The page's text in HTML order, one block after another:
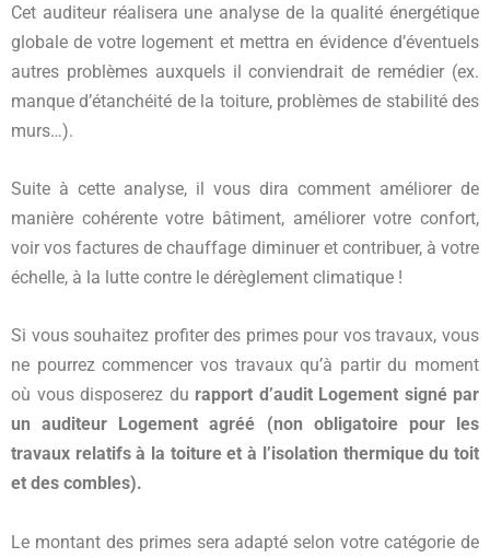
Cet auditeur réalisera une analyse de la qualité énergétique
globale de votre logement et mettra en évidence d’éventuels
autres problèmes auxquels il conviendrait de remédier (ex.
manque d’étanchéité de la toiture, problèmes de stabilité des
murs…).
Suite à cette analyse, il vous dira comment améliorer de
manière cohérente votre bâtiment, améliorer votre confort,
voir vos factures de chauffage diminuer et contribuer, à votre
échelle, à la lutte contre le dérèglement climatique !
Si vous souhaitez profiter des primes pour vos travaux, vous
ne pourrez commencer vos travaux qu’à partir du moment
où vous disposerez du rapport d’audit Logement signé par
un auditeur Logement agréé (non obligatoire pour les
travaux relatifs à la toiture et à l’isolation thermique du toit
et des combles).
Le montant des primes sera adapté selon votre catégorie de